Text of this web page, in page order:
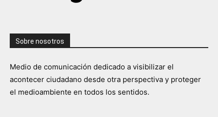
Sobre nosotros
Medio de comunicación dedicado a visibilizar el
acontecer ciudadano desde otra perspectiva y proteger
el medioambiente en todos los sentidos.